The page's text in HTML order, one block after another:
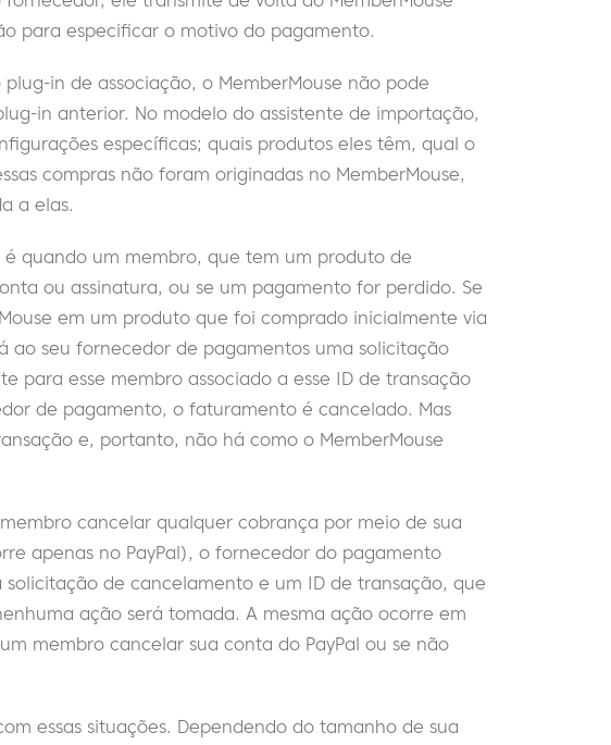
para especificar o motivo do pagamento.
in de associação, o MemberMouse não pode
in anterior. No modelo do assistente de importação,
específicas; quais produtos eles têm, qual o
compras não foram originadas no MemberMouse,
a elas.
quando um membro, que tem um produto de
ou assinatura, ou se um pagamento for perdido. Se
em um produto que foi comprado inicialmente via
ao seu fornecedor de pagamentos uma solicitação
para esse membro associado a esse ID de transação
de pagamento, o faturamento é cancelado. Mas
e, portanto, não há como o MemberMouse
cancelar qualquer cobrança por meio de sua
apenas no PayPal), o fornecedor do pagamento
de cancelamento e um ID de transação, que
ação será tomada. A mesma ação ocorre em
membro cancelar sua conta do PayPal ou se não
essas situações. Dependendo do tamanho de sua